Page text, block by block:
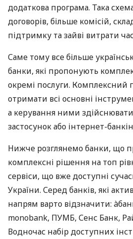
додаткова програма. Така
договорів, більше комісій,
підтримку та зайві витрати
Саме тому все більше
банки, які пропонують
окремі послуги. Комплексний
отримати всі основні
а керування ними
застосунок або інтернет-
Нижче розглянемо банки, що
комплексні рішення на топ
сервіси, що вже доступні
України. Серед банків, які
напрям варто відзначити:
monobank, ПУМБ, Сенс Банк,
Водночас набір доступних